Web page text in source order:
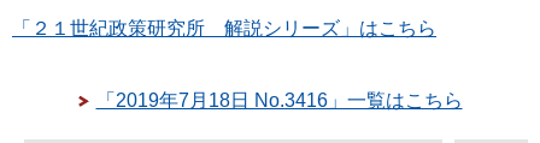
「２１世紀政策研究所 解説シリーズ」はこちら
「2019年7月18日 No.3416」一覧はこちら